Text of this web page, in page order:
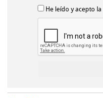
He leído y acepto la